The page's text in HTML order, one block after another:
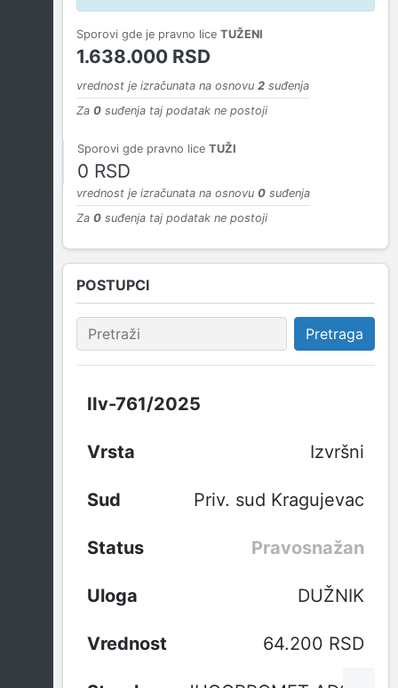
Sporovi gde je pravno lice TUŽENI
1.638.000 RSD
vrednost je izračunata na osnovu 2 suđenja
Za 0 suđenja taj podatak ne postoji
Sporovi gde pravno lice TUŽI
0 RSD
vrednost je izračunata na osnovu 0 suđenja
Za 0 suđenja taj podatak ne postoji
POSTUPCI
Pretraga
IIv-761/2025
Izvršni
Priv. sud Kragujevac
Pravosnažan
DUŽNIK
64.200 RSD